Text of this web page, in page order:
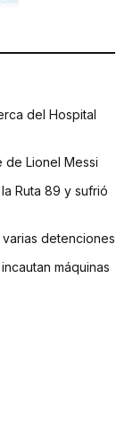
del Hospital
Lionel Messi
Ruta 89 y sufrió
detenciones
máquinas